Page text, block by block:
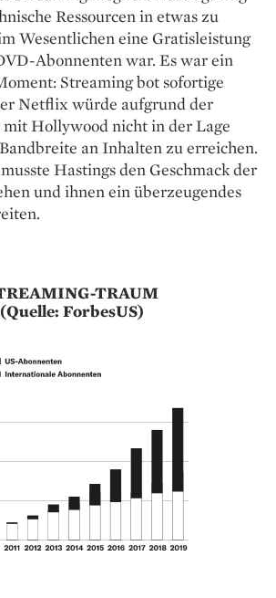
Ressourcen in etwas zu
Wesentlichen eine Gratisleistung
Abonnenten war. Es war ein
Streaming bot ­sofortige
Netflix würde aufgrund der
mit Hollywood nicht in der Lage
an Inhalten zu er­reichen.
Hastings den Geschmack der
und ihnen ein überzeugendes
TRAUM
(Quelle: ForbesUS)